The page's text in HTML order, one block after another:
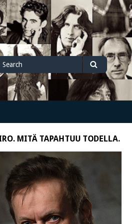
Search
MITÄ TAPAHTUU TODELLA.